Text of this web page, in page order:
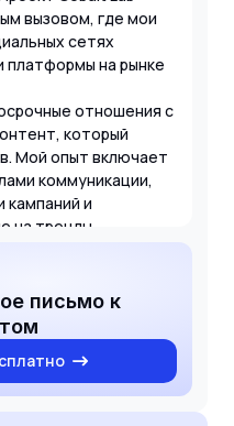
вызовом, где мои
сетях
платформы на рынке
отношения с
который
Мой опыт включает
коммуникации,
кампаний и
на тренды
эффективно
письмо к